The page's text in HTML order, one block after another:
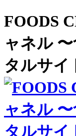
FOODS
ャネル
タルサイ